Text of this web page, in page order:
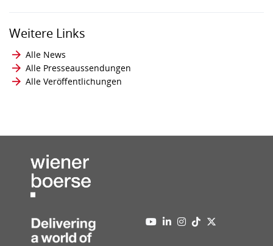
Weitere Links
Alle News
Alle Presseaussendungen
Alle Veröffentlichungen